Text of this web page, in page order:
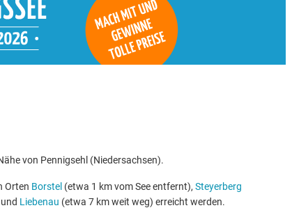
von Pennigsehl (Niedersachsen).
Orten Borstel (etwa 1 km vom See entfernt), Steyerberg
Liebenau (etwa 7 km weit weg) erreicht werden.